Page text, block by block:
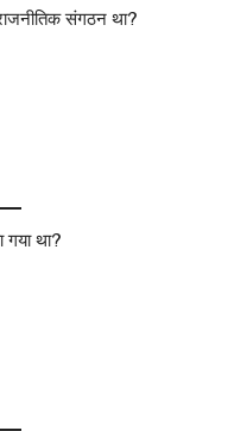
संगठन था?
गया था?